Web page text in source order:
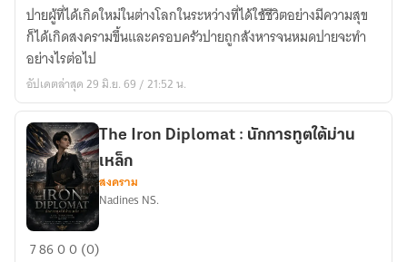
สงคราม
การ
แก้
แค้น
ปายผู้ที่ได้เกิดใหม่ในต่างโลกในระหว่างที่ได้ใช้ชีวิตอย่างมีความสุข
ก็ได้เกิดสงครามขึ้นและครอบครัวปายถูกสังหารจนหมดปายจะทำ
อย่างไรต่อไป
อัปเดตล่าสุด 29 มิ.ย. 69 / 21:52 น.
The
The Iron Diplomat : นักการทูตใต้ม่าน
เหล็ก
สงคราม
Nadines NS.
78600 (0)